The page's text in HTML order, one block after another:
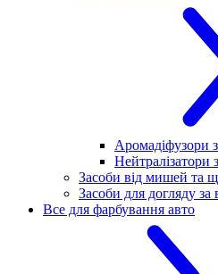
Аромадіфузори
Нейтралізатори
Засоби від мишей та
Засоби для догляду за
Все для фарбування авто